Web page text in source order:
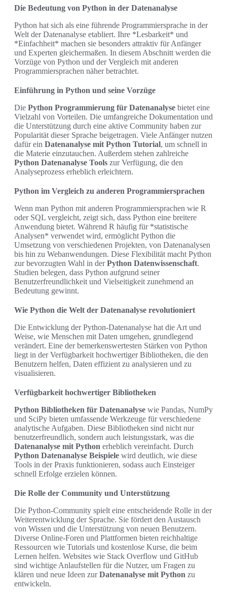
Die Bedeutung von Python in der Datenanalyse
Python hat sich als eine führende Programmiersprache in der
Welt der Datenanalyse etabliert. Ihre *Lesbarkeit* und
*Einfachheit* machen sie besonders attraktiv für Anfänger
und Experten gleichermaßen. In diesem Abschnitt werden die
Vorzüge von Python und der Vergleich mit anderen
Programmiersprachen näher betrachtet.
Einführung in Python und seine Vorzüge
Die Python Programmierung für Datenanalyse bietet eine
Vielzahl von Vorteilen. Die umfangreiche Dokumentation und
die Unterstützung durch eine aktive Community haben zur
Popularität dieser Sprache beigetragen. Viele Anfänger nutzen
dafür ein Datenanalyse mit Python Tutorial, um schnell in
die Materie einzutauchen. Außerdem stehen zahlreiche
Python Datenanalyse Tools zur Verfügung, die den
Analyseprozess erheblich erleichtern.
Python im Vergleich zu anderen Programmiersprachen
Wenn man Python mit anderen Programmiersprachen wie R
oder SQL vergleicht, zeigt sich, dass Python eine breitere
Anwendung bietet. Während R häufig für *statistische
Analysen* verwendet wird, ermöglicht Python die
Umsetzung von verschiedenen Projekten, von Datenanalysen
bis hin zu Webanwendungen. Diese Flexibilität macht Python
zur bevorzugten Wahl in derPython Datenwissenschaft.
Studien belegen, dass Python aufgrund seiner
Benutzerfreundlichkeit und Vielseitigkeit zunehmend an
Bedeutung gewinnt.
Wie Python die Welt der Datenanalyse revolutioniert
Die Entwicklung der Python-Datenanalyse hat die Art und
Weise, wie Menschen mit Daten umgehen, grundlegend
verändert. Eine der bemerkenswertesten Stärken von Python
liegt in der Verfügbarkeit hochwertiger Bibliotheken, die den
Benutzern helfen, Daten effizient zu analysieren und zu
visualisieren.
Verfügbarkeit hochwertiger Bibliotheken
Python Bibliotheken für Datenanalyse wie Pandas, NumPy
und SciPy bieten umfassende Werkzeuge für verschiedene
analytische Aufgaben. Diese Bibliotheken sind nicht nur
benutzerfreundlich, sondern auch leistungsstark, was die
Datenanalyse mit Python erheblich vereinfacht. Durch
Python Datenanalyse Beispiele wird deutlich, wie diese
Tools in der Praxis funktionieren, sodass auch Einsteiger
schnell Erfolge erzielen können.
Die Rolle der Community und Unterstützung
Die Python-Community spielt eine entscheidende Rolle in der
Weiterentwicklung der Sprache. Sie fördert den Austausch
von Wissen und die Unterstützung von neuen Benutzern.
Diverse Online-Foren und Plattformen bieten reichhaltige
Ressourcen wie Tutorials und kostenlose Kurse, die beim
Lernen helfen. Websites wie Stack Overflow und GitHub
sind wichtige Anlaufstellen für die Nutzer, um Fragen zu
klären und neue Ideen zurDatenanalyse mit Python zu
entwickeln.